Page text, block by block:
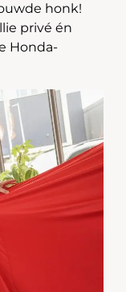
honk!
privé én
Honda-